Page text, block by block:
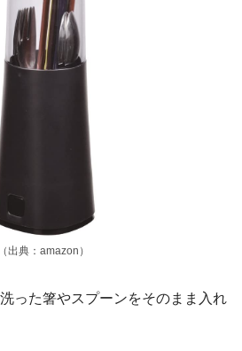
（出典：amazon）
った箸やスプーンをそのまま入れ